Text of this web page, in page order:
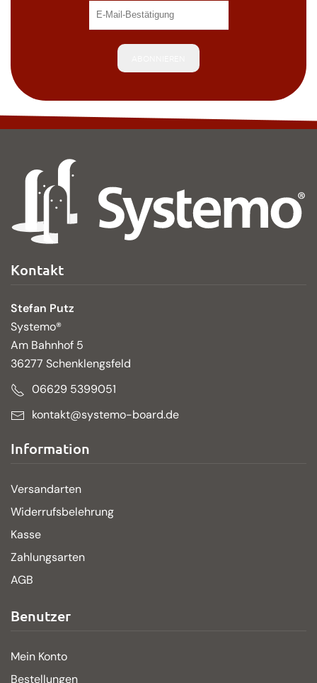
Kontakt
Stefan Putz
Systemo®
Am Bahnhof 5
36277 Schenklengsfeld
06629 5399051
kontakt@systemo-board.de
Information
Versandarten
Widerrufsbelehrung
Kasse
Zahlungsarten
AGB
Benutzer
Mein Konto
Bestellungen